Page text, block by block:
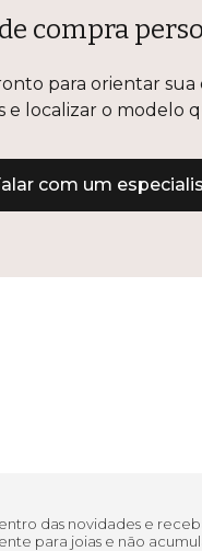
compra
para orientar sua
e localizar o modelo
com um
das novidades e
para joias e não